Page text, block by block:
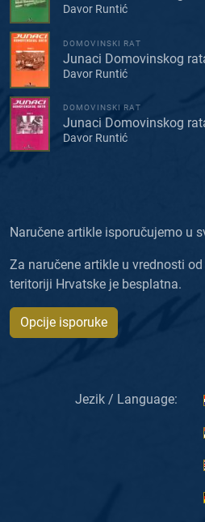
Davor Runtić
DOMOVINSKI RAT
Junaci Domovinskog
Davor Runtić
DOMOVINSKI RAT
Junaci Domovinskog
Davor Runtić
Naručene artikle isporučujemo u
Za naručene artikle u vrednosti
teritoriji Hrvatske je besplatna.
Opcije isporuke
Jezik / Language: